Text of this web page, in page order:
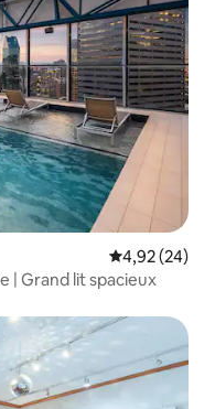
Évaluation
4,92 (24)
| Grand lit spacieux